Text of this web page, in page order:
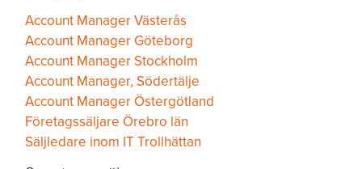
Account Manager Västerås
Account Manager Göteborg
Account Manager Stockholm
Account Manager, Södertälje
Account Manager Östergötland
Företagssäljare Örebro län
Säljledare inom IT Trollhättan